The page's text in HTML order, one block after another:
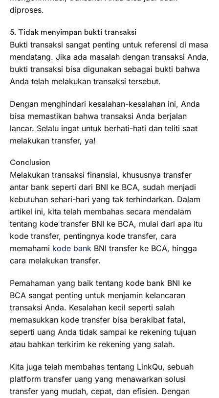
diproses.
5. Tidak menyimpan bukti transaksi
Bukti transaksi sangat penting untuk referensi di masa
mendatang. Jika ada masalah dengan transaksi Anda,
bukti transaksi bisa digunakan sebagai bukti bahwa
Anda telah melakukan transaksi tersebut.
Dengan menghindari kesalahan-kesalahan ini, Anda
bisa memastikan bahwa transaksi Anda berjalan
lancar. Selalu ingat untuk berhati-hati dan teliti saat
melakukan transfer, ya!
Conclusion
Melakukan transaksi finansial, khususnya transfer
antar bank seperti dari BNI ke BCA, sudah menjadi
kebutuhan sehari-hari yang tak terhindarkan. Dalam
artikel ini, kita telah membahas secara mendalam
tentang kode transfer BNI ke BCA, mulai dari apa itu
kode transfer, pentingnya kode transfer, cara
memahami kode bank BNI transfer ke BCA, hingga
cara melakukan transfer.
Pemahaman yang baik tentang kode bank BNI ke
BCA sangat penting untuk menjamin kelancaran
transaksi Anda. Kesalahan kecil seperti salah
memasukkan kode transfer bisa berakibat fatal,
seperti uang Anda tidak sampai ke rekening tujuan
atau bahkan terkirim ke rekening yang salah.
Kita juga telah membahas tentang LinkQu, sebuah
platform transfer uang yang menawarkan solusi
transfer yang mudah, cepat, dan efisien. Dengan